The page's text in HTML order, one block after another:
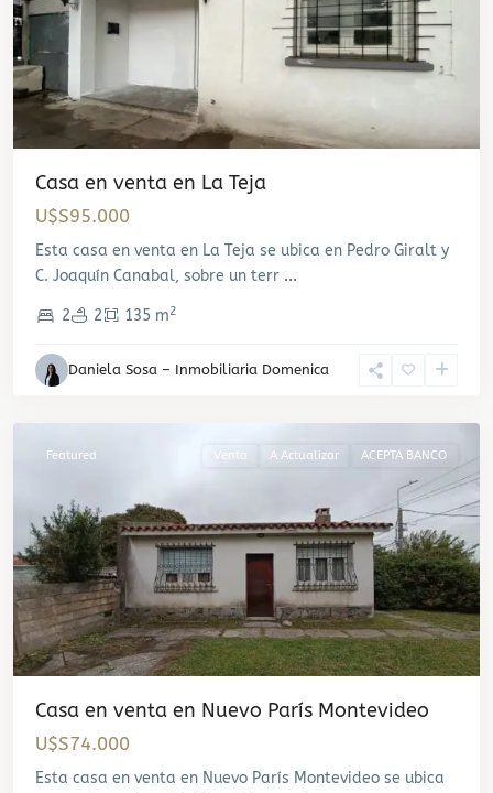
Casa en venta en La Teja
U$S95.000
Esta casa en venta en La Teja se ubica en Pedro Giralt y
C. Joaquín Canabal, sobre un terr ...
2 2 135 m2
Daniela Sosa – Inmobiliaria Domenica
Nuevo
Featured Venta A Actualizar ACEPTA BANCO
Casa en venta en Nuevo París Montevideo
U$S74.000
Esta casa en venta en Nuevo París Montevideo se ubica